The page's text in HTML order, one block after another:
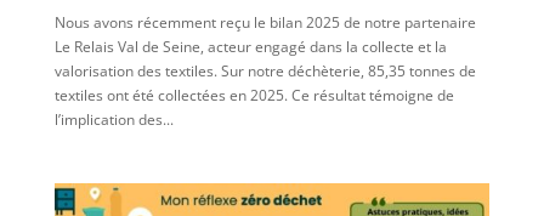
Nous avons récemment reçu le bilan 2025 de notre partenaire
Le Relais Val de Seine, acteur engagé dans la collecte et la
valorisation des textiles. Sur notre déchèterie, 85,35 tonnes de
textiles ont été collectées en 2025. Ce résultat témoigne de
l’implication des...